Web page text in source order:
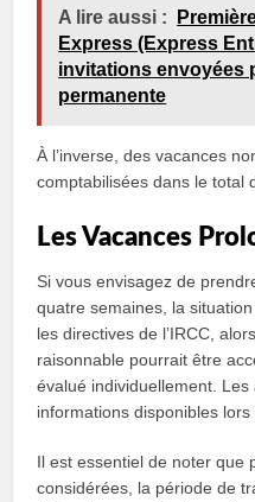
A lire aussi :
Express (Express
invitations envoyées
permanente
À l’inverse, des vacances
comptabilisées dans le total
Les Vacances
Si vous envisagez de
quatre semaines, la
les directives de l’IRCC,
raisonnable pourrait être
évalué individuellement.
informations disponibles lors
Il est essentiel de noter que
considérées, la période de